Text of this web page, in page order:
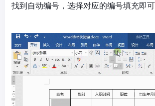
找到自动编号，选择对应的编号填充即可